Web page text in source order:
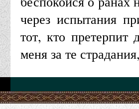
Молодия
Храм
Заинск
через испытания
тот, кто претерпит
меня за те